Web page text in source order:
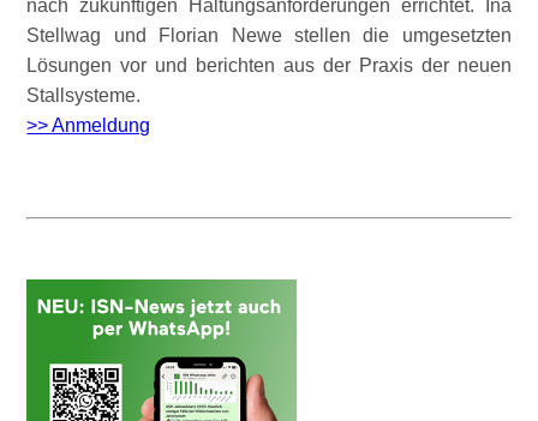
nach zukünftigen Haltungsanforderungen errichtet. Ina
Stellwag und Florian Newe stellen die umgesetzten
Lösungen vor und berichten aus der Praxis der neuen
Stallsysteme.
>> Anmeldung